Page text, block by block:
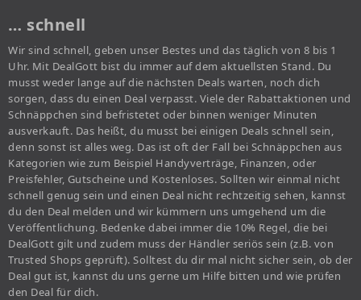
… schnell
Wir sind schnell, geben unser Bestes und das täglich von 8 bis 1
Uhr. Mit DealGott bist du immer auf dem aktuellsten Stand. Du
musst weder lange auf die nächsten Deals warten, noch dich
sorgen, dass du einen Deal verpasst. Viele der Rabattaktionen und
Schnäppchen sind befristetet oder binnen weniger Minuten
ausverkauft. Das heißt, du musst bei einigen Deals schnell sein,
denn sonst ist alles weg. Das ist oft der Fall bei Schnäppchen aus
Kategorien wie zum Beispiel Handyverträge, Finanzen, oder
Preisfehler, Gutscheine und Kostenloses. Sollten wir einmal nicht
schnell genug sein und einen Deal nicht rechtzeitig sehen, kannst
du den Deal melden und wir kümmern uns umgehend um die
Veröffentlichung. Bedenke dabei immer die 10% Regel, die bei
DealGott gilt und zudem muss der Händler seriös sein (z.B. von
Trusted Shops geprüft). Solltest du dir mal nicht sicher sein, ob der
Deal gut ist, kannst du uns gerne um Hilfe bitten und wie prüfen
den Deal für dich.